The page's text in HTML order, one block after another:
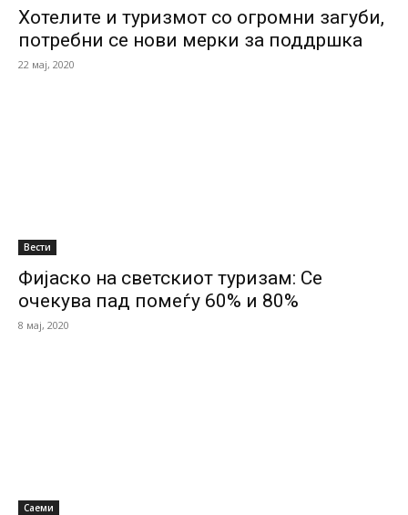
Хотелите и туризмот со огромни загуби,
потребни се нови мерки за поддршка
22 мај, 2020
Вести
Фијаско на светскиот туризам: Се
очекува пад помеѓу 60% и 80%
8 мај, 2020
Саеми